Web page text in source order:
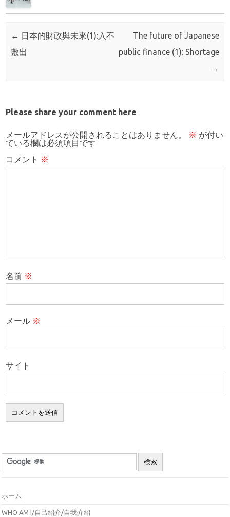
Post navigation
← 日本的財政與未來(1):入不
敷出
The future of Japanese
public finance (1): Shortage
→
Please share your comment here
メールアドレスが公開されることはありません。 ※ が付い
ている欄は必須項目です
コメント ※
名前 ※
メール ※
サイト
ホーム
WHO AM I/自己紹介/自我介紹